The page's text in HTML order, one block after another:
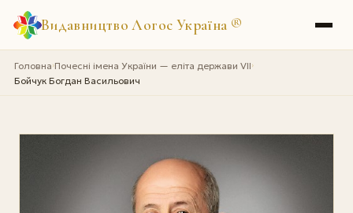
Видавництво Логос Україна ®
Головна›Почесні імена України — еліта держави VII›
Бойчук Богдан Васильович